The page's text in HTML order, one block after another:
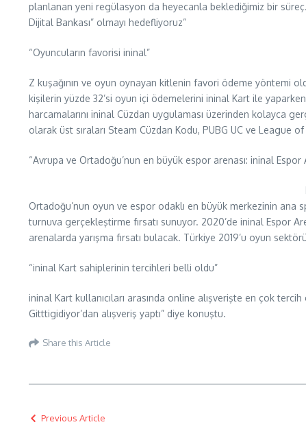
planlanan yeni regülasyon da heyecanla beklediğimiz bir
Dijital Bankası” olmayı hedefliyoruz”
“Oyuncuların favorisi ininal”
Z kuşağının ve oyun oynayan kitlenin favori ödeme yöntemi
kişilerin yüzde 32’si oyun içi ödemelerini ininal Kart ile
harcamalarını ininal Cüzdan uygulaması üzerinden kolayca
olarak üst sıraları Steam Cüzdan Kodu, PUBG UC ve League
“Avrupa ve Ortadoğu’nun en büyük espor arenası: ininal Espor
Ortadoğu’nun oyun ve espor odaklı en büyük merkezinin ana
turnuva gerçekleştirme fırsatı sunuyor. 2020’de ininal Espor
arenalarda yarışma fırsatı bulacak. Türkiye 2019’u oyun
“ininal Kart sahiplerinin tercihleri belli oldu”
ininal Kart kullanıcıları arasında online alışverişte en çok
Gitttigidiyor’dan alışveriş yaptı” diye konuştu.
Share this Article
Previous Article